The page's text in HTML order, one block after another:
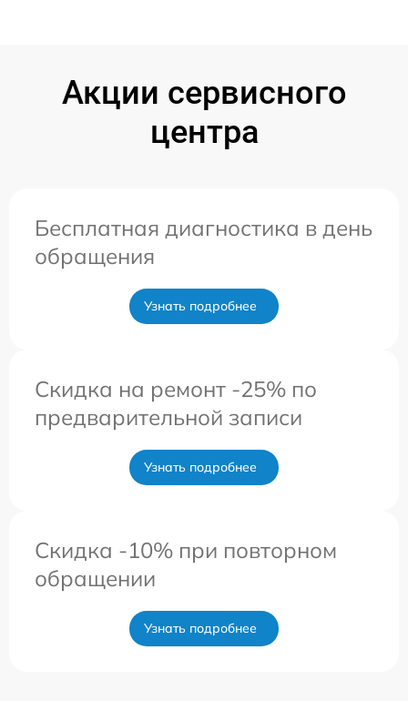
Акции сервисного
центра
Бесплатная диагностика в день
обращения
Узнать подробнее
Скидка на ремонт -25% по
предварительной записи
Узнать подробнее
Скидка -10% при повторном
обращении
Узнать подробнее